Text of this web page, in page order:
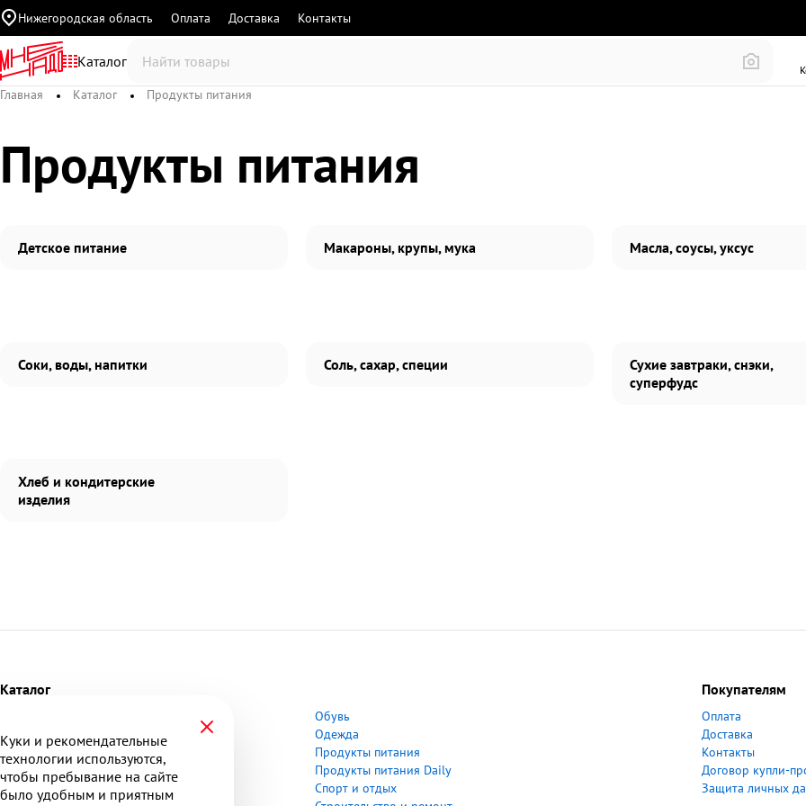
Нижегородская область Оплата Доставка Контакты
Каталог
Главная Каталог Продукты питания
Продукты питания
Детское питание Макароны, крупы, мука Масла, соусы, уксус
Соки, воды, напитки Соль, сахар, специи
Сухие завтраки, снэки,
суперфудс
Хлеб и кондитерские
изделия
Каталог
Аптека
Бытовая техника
Бытовая химия
Детские товары
Обувь
Одежда
Продукты питания
Продукты питания Daily
Спорт и отдых
Покупателям
Оплата
Доставка
Контакты
Договор купли-
Защита личных
Куки и рекомендательные
технологии используются,
чтобы пребывание на сайте
было удобным и приятным